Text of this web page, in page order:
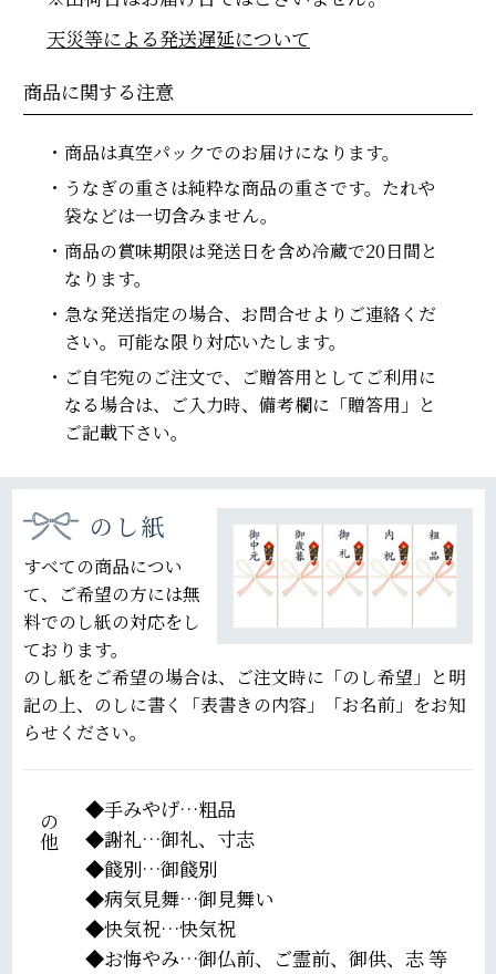
天災等による発送遅延について
商品に関する注意
商品は真空パックでのお届けになります。
うなぎの重さは純粋な商品の重さです。たれや
袋などは一切含みません。
商品の賞味期限は発送日を含め冷蔵で20日間と
なります。
急な発送指定の場合、お問合せよりご連絡くだ
さい。可能な限り対応いたします。
ご自宅宛のご注文で、ご贈答用としてご利用に
なる場合は、ご入力時、備考欄に「贈答用」と
ご記載下さい。
のし紙
すべての商品につい
て、ご希望の方には無
料でのし紙の対応をし
ております。
のし紙をご希望の場合は、ご注文時に「のし希望」と明
記の上、のしに書く「表書きの内容」「お名前」をお知
らせください。
その他
手みやげ…粗品
謝礼…御礼、寸志
餞別…御餞別
病気見舞…御見舞い
快気祝…快気祝
お悔やみ…御仏前、ご霊前、御供、志 等